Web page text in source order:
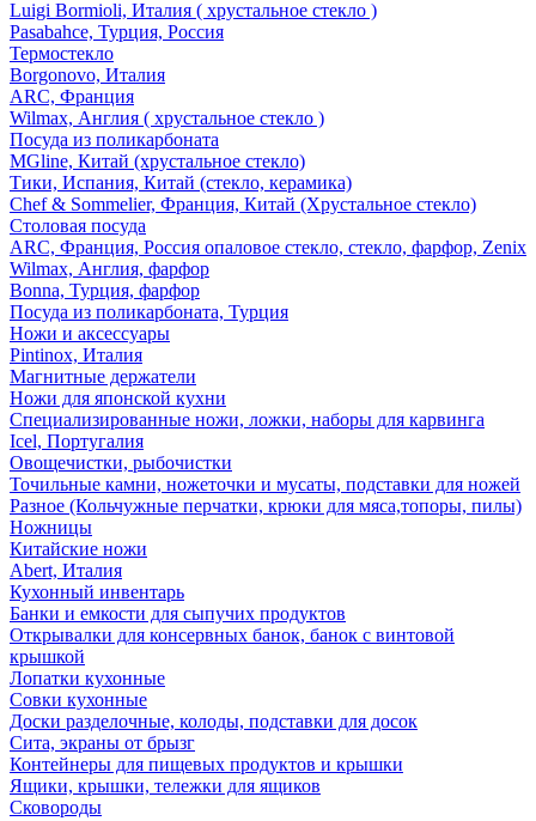
Luigi Bormioli, Италия ( хрустальное стекло )
Pasabahce, Турция, Россия
Термостекло
Borgonovo, Италия
ARC, Франция
Wilmax, Англия ( хрустальное стекло )
Посуда из поликарбоната
MGline, Китай (хрустальное стекло)
Тики, Испания, Китай (стекло, керамика)
Chef & Sommelier, Франция, Китай (Хрустальное стекло)
Столовая посуда
ARC, Франция, Россия опаловое стекло, стекло, фарфор, Zenix
Wilmax, Англия, фарфор
Bonna, Турция, фарфор
Посуда из поликарбоната, Турция
Ножи и аксессуары
Pintinox, Италия
Магнитные держатели
Ножи для японской кухни
Специализированные ножи, ложки, наборы для карвинга
Icel, Португалия
Овощечистки, рыбочистки
Точильные камни, ножеточки и мусаты, подставки для ножей
Разное (Кольчужные перчатки, крюки для мяса,топоры, пилы)
Ножницы
Китайские ножи
Abert, Италия
Кухонный инвентарь
Банки и емкости для сыпучих продуктов
Открывалки для консервных банок, банок с винтовой
крышкой
Лопатки кухонные
Совки кухонные
Доски разделочные, колоды, подставки для досок
Сита, экраны от брызг
Контейнеры для пищевых продуктов и крышки
Ящики, крышки, тележки для ящиков
Сковороды